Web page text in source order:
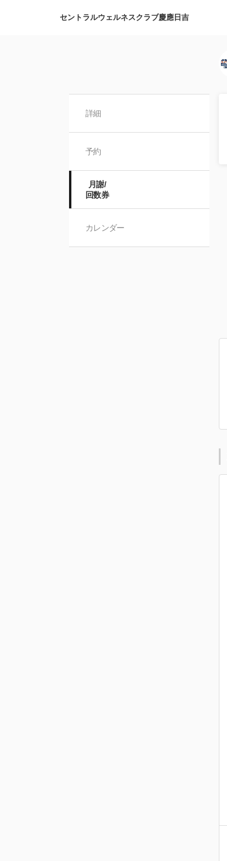
セントラルウェルネスクラブ慶應日吉
詳細
予約
月謝/
回数券
カレンダー